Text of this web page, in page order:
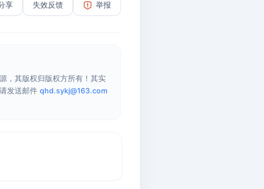
享 失效反馈 举报
，其版权归版权方所有！其实
发送邮件 qhd.sykj@163.com